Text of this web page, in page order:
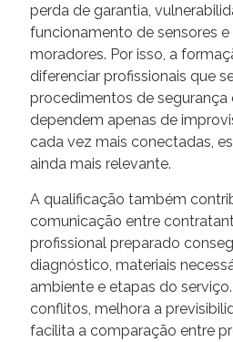
perda de garantia,
funcionamento de sensores
moradores. Por isso, a
diferenciar profissionais que
procedimentos de segurança
dependem apenas de
cada vez mais conectadas,
ainda mais relevante.
A qualificação também
comunicação entre
profissional preparado
diagnóstico, materiais
ambiente e etapas do
conflitos, melhora a
facilita a comparação entre